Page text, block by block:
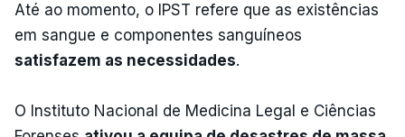
Até ao momento, o IPST refere que as existências
em sangue e componentes sanguíneos
satisfazem as necessidades.
O Instituto Nacional de Medicina Legal e Ciências